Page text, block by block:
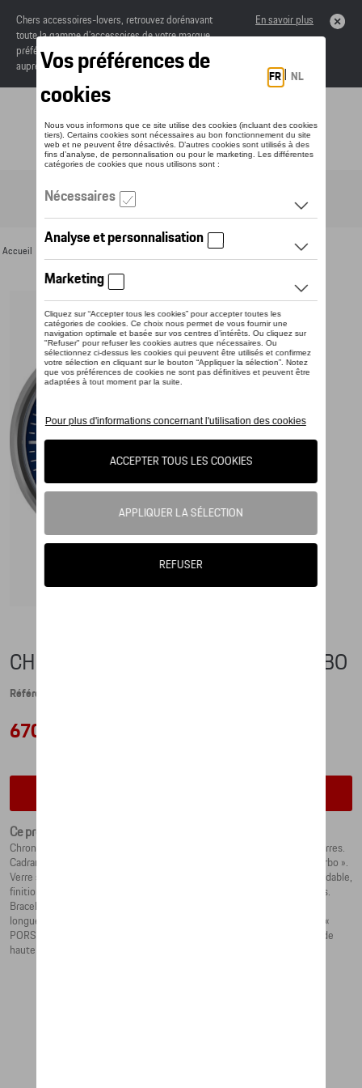
Chers accessoires-lovers, retrouvez dorénavant
toute la gamme d’accessoires de votre marque
préférée sous forme de catalogue à commander
auprès de votre concessionaire.
En savoir plus
Toggle navigation
Accueil
CHRONOGRAPHE CLASSIQUE – TURBO
Référence: WAP0700880LCLC
670,07 €
Ce produit n'est actuellement pas de stock
Chronographe classique avec mouvement d’horlogerie RONDA et 4 pierres.
Cadran argenté en métal, avec détails Bleu et Rouge et inscription « turbo ».
Verre saphir avec revêtement antireflet unilatéral. Boîtier en acier inoxydable,
finition satinée. Étanche jusqu’à 10 ATM. Tube et couronne vissés, polis.
Bracelet en matière textile Bleu nuit avec éléments de réglage de la
longueur. Largeur 22 mm. Fermoir en acier inoxydable avec inscription «
PORSCHE »gravée. Design par le Studio F.A. Porsche. Avec emballage de
haute qualité.